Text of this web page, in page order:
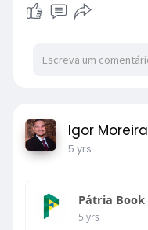
Igor Moreira
5 yrs
Pátria Book
5 yrs